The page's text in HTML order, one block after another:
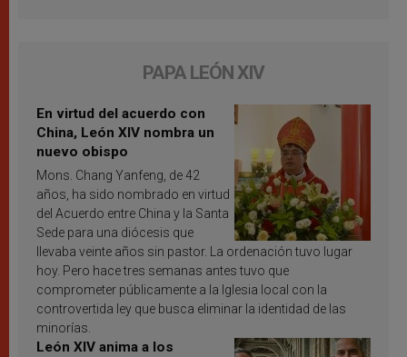
PAPA LEÓN XIV
En virtud del acuerdo con
China, León XIV nombra un
nuevo obispo
Mons. Chang Yanfeng, de 42
años, ha sido nombrado en virtud
del Acuerdo entre China y la Santa
Sede para una diócesis que
llevaba veinte años sin pastor. La ordenación tuvo lugar
hoy. Pero hace tres semanas antes tuvo que
comprometer públicamente a la Iglesia local con la
controvertida ley que busca eliminar la identidad de las
minorías.
León XIV anima a los